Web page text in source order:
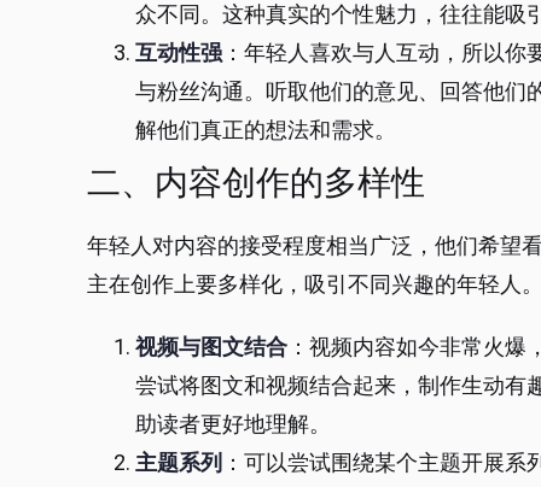
众不同。这种真实的个性魅力，往往能吸
互动性强 ：年轻人喜欢与人互动，所以
与粉丝沟通。听取他们的意见、回答他们
解他们真正的想法和需求。
二、内容创作的多样性
年轻人对内容的接受程度相当广泛，他们希望
主在创作上要多样化，吸引不同兴趣的年轻人
视频与图文结合 ：视频内容如今非常火
尝试将图文和视频结合起来，制作生动有
助读者更好地理解。
主题系列 ：可以尝试围绕某个主题开展